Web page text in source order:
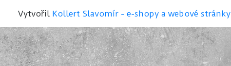
Vytvořil Kollert Slavomír - e-shopy a webové stránky